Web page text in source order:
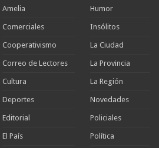
Amelia
Comerciales
Cooperativismo
Correo de Lectores
Cultura
Deportes
Editorial
El País
Humor
Insólitos
La Ciudad
La Provincia
La Región
Novedades
Policiales
Política